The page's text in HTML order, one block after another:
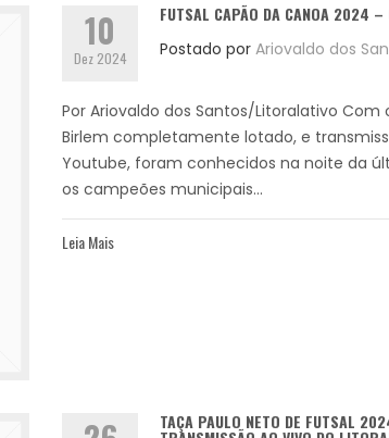
10
Dez 2024
FUTSAL CAPÃO DA CANOA 2024 –
Postado por Ariovaldo dos
Por Ariovaldo dos Santos/Litoralativo
Birlem completamente lotado, e
Youtube, foram conhecidos na noite da
os campeões municipais...
Leia Mais
TAÇA PAULO NETO DE FUTSAL